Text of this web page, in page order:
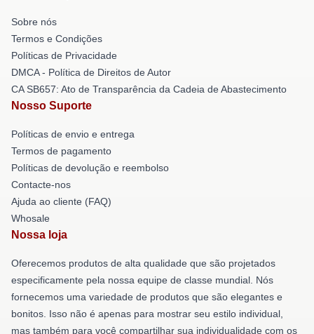
Sobre nós
Termos e Condições
Políticas de Privacidade
DMCA - Política de Direitos de Autor
CA SB657: Ato de Transparência da Cadeia de Abastecimento
Nosso Suporte
Políticas de envio e entrega
Termos de pagamento
Políticas de devolução e reembolso
Contacte-nos
Ajuda ao cliente (FAQ)
Whosale
Nossa loja
Oferecemos produtos de alta qualidade que são projetados
especificamente pela nossa equipe de classe mundial. Nós
fornecemos uma variedade de produtos que são elegantes e
bonitos. Isso não é apenas para mostrar seu estilo individual,
mas também para você compartilhar sua individualidade com os